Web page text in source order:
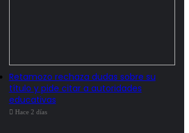
Retamozo rechaza dudas sobre su
título y pide citar a autoridades
educativas
Hace 2 días